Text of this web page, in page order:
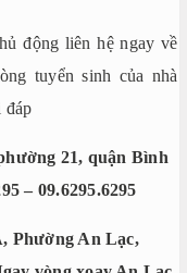
động liên hệ ngay về
tuyển sinh của nhà
đáp
21, quận Bình
– 09.6295.6295
Phường An Lạc,